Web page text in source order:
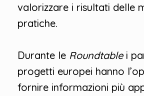
valorizzare i risultati delle
pratiche.
Durante le Roundtablei
progetti europei hanno
fornire informazioni più